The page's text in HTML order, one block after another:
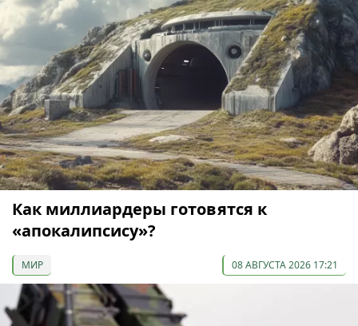
Как миллиардеры готовятся к
«апокалипсису»?
МИР 08 АВГУСТА 2026 17:21